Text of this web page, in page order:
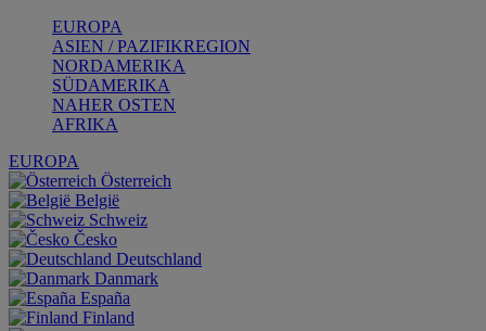
EUROPA
ASIEN / PAZIFIKREGION
NORDAMERIKA
SÜDAMERIKA
NAHER OSTEN
AFRIKA
EUROPA
Österreich
België
Schweiz
Česko
Deutschland
Danmark
España
Finland